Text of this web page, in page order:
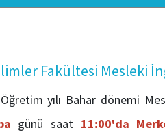
Fakültesi Mesleki
yılı Bahar dönemi
günü saat 11:00'da